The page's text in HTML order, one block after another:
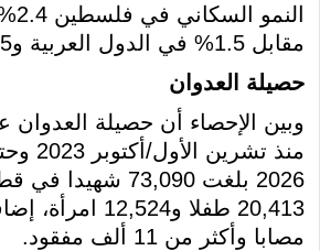
مقابل 1.5% في الدول العربية و0.85% عالميا.
حصيلة العدوان
وبين الإحصاء أن حصيلة
منذ
2026 بلغت 73,090
مصابا وأكثر من 11 ألف مفقود.